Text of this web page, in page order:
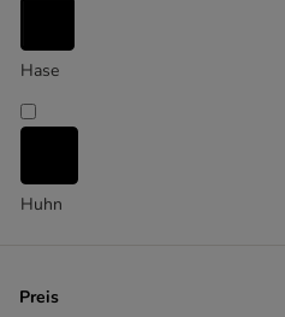
Carnilove
Catessy
Cat´s Love
Concept for Life
Hase
Huhn
Preis